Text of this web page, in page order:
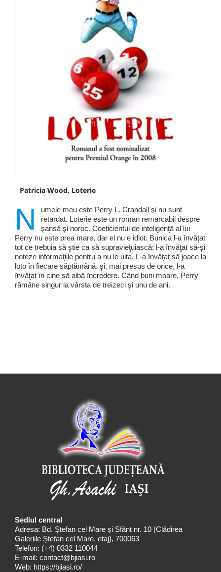
Patricia Wood, Loterie
N
umele meu este Perry L. Crandall şi nu sunt
retardat. Loterie este un roman remarcabil despre
şansă şi noroc. Coeficientul de inteligenţă al lui
Perry nu este prea mare, dar el nu e idiot. Bunica l-a învăţat
tot ce trebuia să ştie ca să supravieţuiască: l-a învăţat să-şi
noteze informaţiile pentru a nu le uita. L-a învăţat să joace la
loto în fiecare săptămână. şi, mai presus de orice, l-a
învăţat în cine să aibă încredere. Când buni moare, Perry
rămâne singur la vârsta de treizeci şi unu de ani.
Sediul central
Adresa: Bd. Ștefan cel Mare și Sfânt nr. 10 (Clădirea
Galeriile Ștefan cel Mare, etaj), 700063
Telefon: (+4) 0332 110044
E-mail: contact@bjiasi.ro
Web: https://bjiasi.ro/